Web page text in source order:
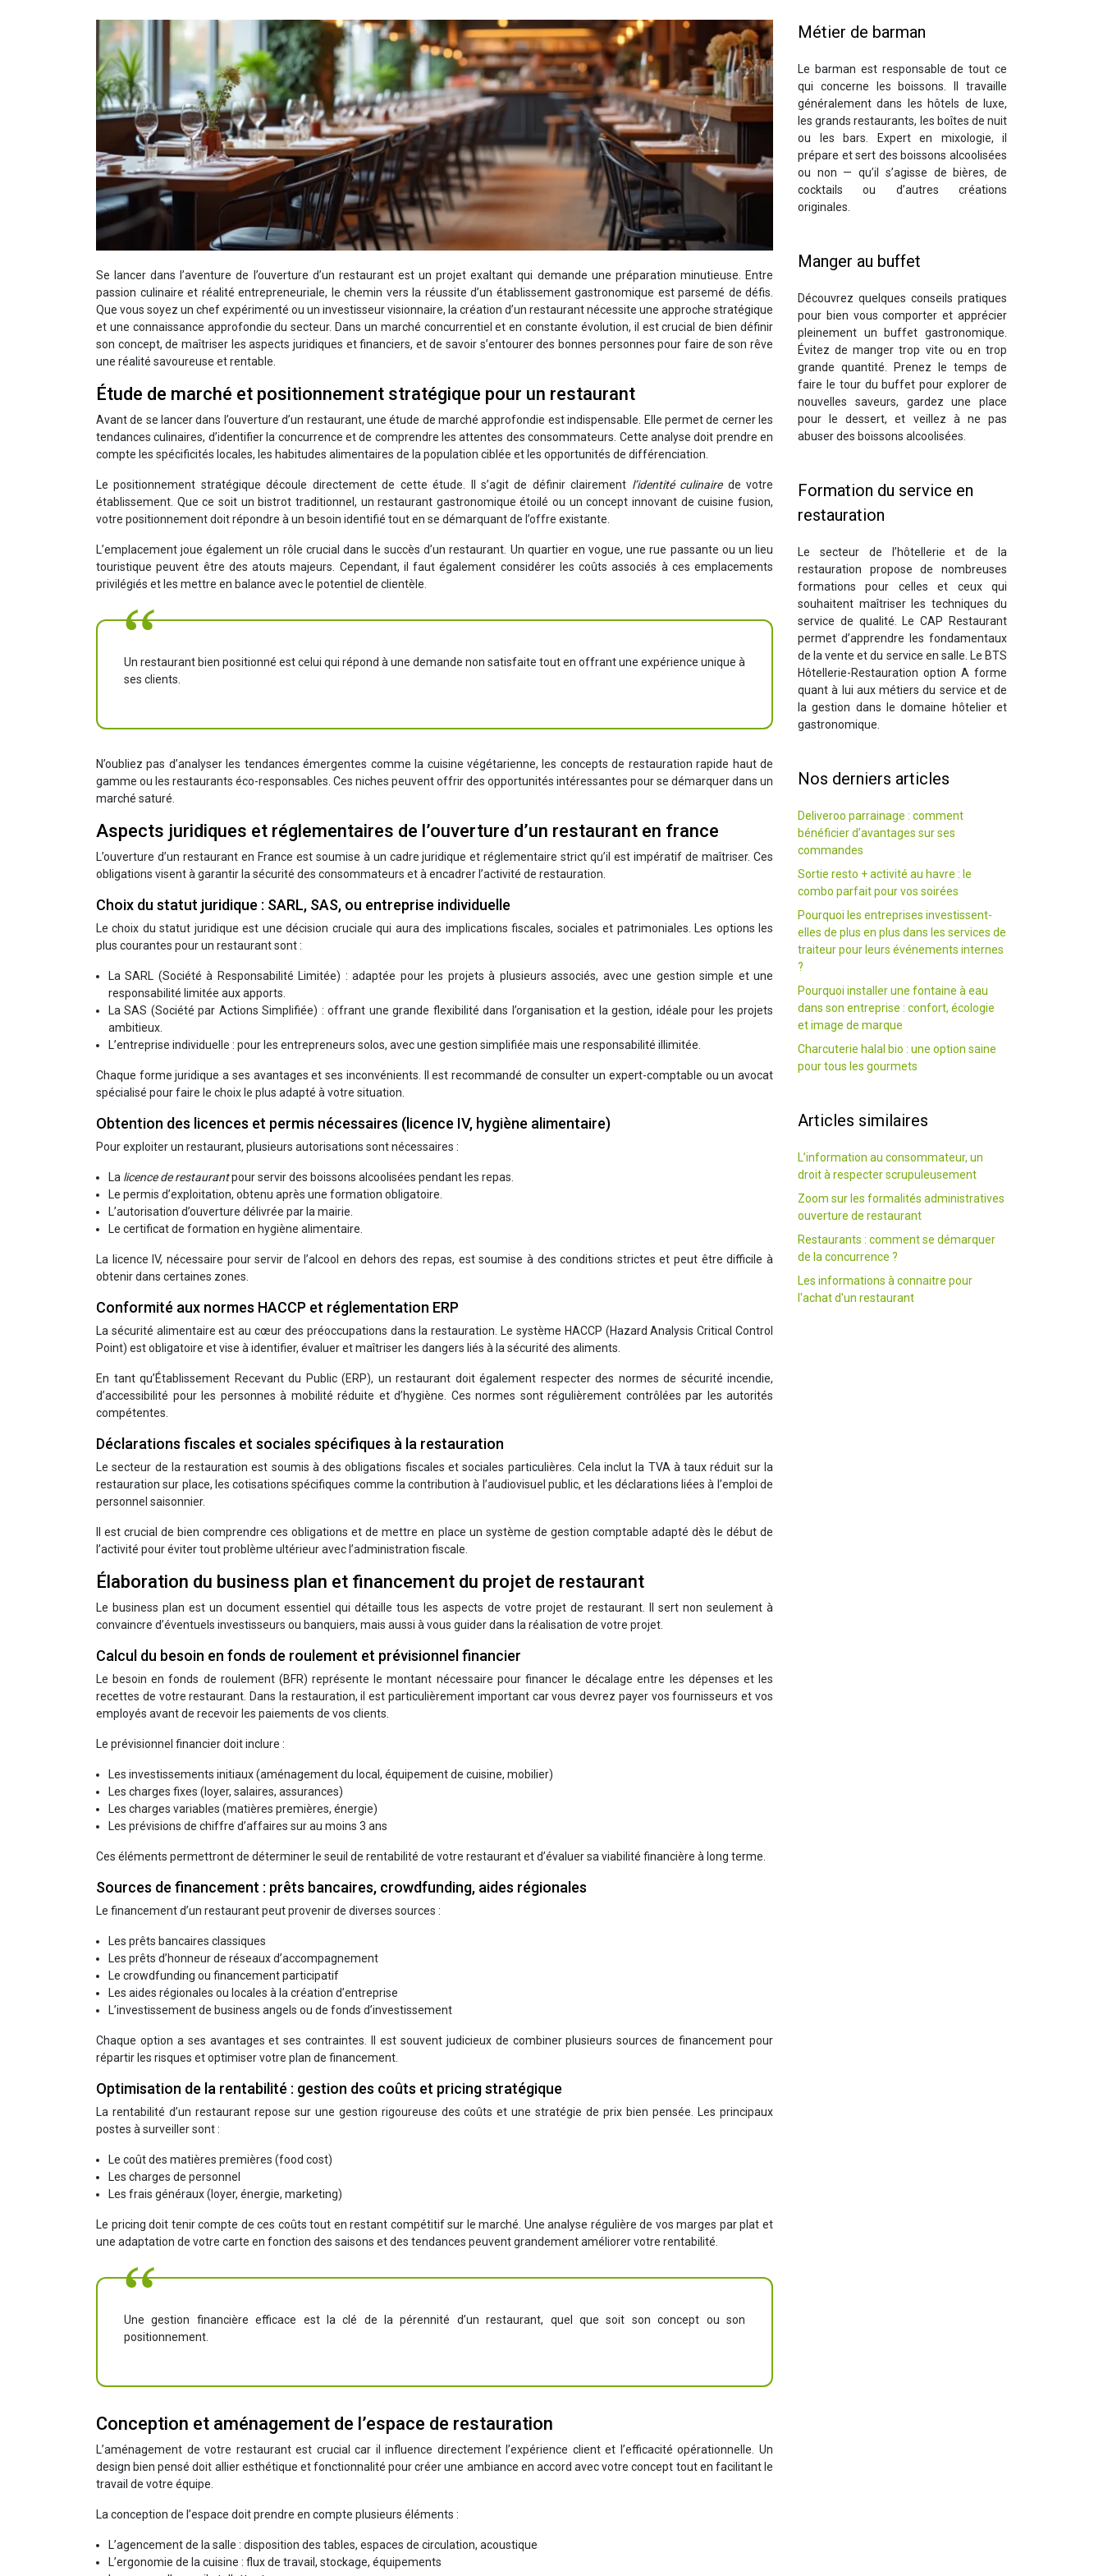
Se lancer dans l’aventure de l’ouverture d’un restaurant est un projet exaltant qui demande une préparation minutieuse. Entre
passion culinaire et réalité entrepreneuriale, le chemin vers la réussite d’un établissement gastronomique est parsemé de défis.
Que vous soyez un chef expérimenté ou un investisseur visionnaire, la création d’un restaurant nécessite une approche stratégique
et une connaissance approfondie du secteur. Dans un marché concurrentiel et en constante évolution, il est crucial de bien définir
son concept, de maîtriser les aspects juridiques et financiers, et de savoir s’entourer des bonnes personnes pour faire de son rêve
une réalité savoureuse et rentable.
Étude de marché et positionnement stratégique pour un restaurant
Avant de se lancer dans l’ouverture d’un restaurant, une étude de marché approfondie est indispensable. Elle permet de cerner les
tendances culinaires, d’identifier la concurrence et de comprendre les attentes des consommateurs. Cette analyse doit prendre en
compte les spécificités locales, les habitudes alimentaires de la population ciblée et les opportunités de différenciation.
Le positionnement stratégique découle directement de cette étude. Il s’agit de définir clairement l’identité culinaire de votre
établissement. Que ce soit un bistrot traditionnel, un restaurant gastronomique étoilé ou un concept innovant de cuisine fusion,
votre positionnement doit répondre à un besoin identifié tout en se démarquant de l’offre existante.
L’emplacement joue également un rôle crucial dans le succès d’un restaurant. Un quartier en vogue, une rue passante ou un lieu
touristique peuvent être des atouts majeurs. Cependant, il faut également considérer les coûts associés à ces emplacements
privilégiés et les mettre en balance avec le potentiel de clientèle.
Un restaurant bien positionné est celui qui répond à une demande non satisfaite tout en offrant une expérience unique à
ses clients.
N’oubliez pas d’analyser les tendances émergentes comme la cuisine végétarienne, les concepts de restauration rapide haut de
gamme ou les restaurants éco-responsables. Ces niches peuvent offrir des opportunités intéressantes pour se démarquer dans un
marché saturé.
Aspects juridiques et réglementaires de l’ouverture d’un restaurant en france
L’ouverture d’un restaurant en France est soumise à un cadre juridique et réglementaire strict qu’il est impératif de maîtriser. Ces
obligations visent à garantir la sécurité des consommateurs et à encadrer l’activité de restauration.
Choix du statut juridique : SARL, SAS, ou entreprise individuelle
Le choix du statut juridique est une décision cruciale qui aura des implications fiscales, sociales et patrimoniales. Les options les
plus courantes pour un restaurant sont :
La SARL (Société à Responsabilité Limitée) : adaptée pour les projets à plusieurs associés, avec une gestion simple et une
responsabilité limitée aux apports.
La SAS (Société par Actions Simplifiée) : offrant une grande flexibilité dans l’organisation et la gestion, idéale pour les projets
ambitieux.
L’entreprise individuelle : pour les entrepreneurs solos, avec une gestion simplifiée mais une responsabilité illimitée.
Chaque forme juridique a ses avantages et ses inconvénients. Il est recommandé de consulter un expert-comptable ou un avocat
spécialisé pour faire le choix le plus adapté à votre situation.
Obtention des licences et permis nécessaires (licence IV, hygiène alimentaire)
Pour exploiter un restaurant, plusieurs autorisations sont nécessaires :
La licence de restaurantpour servir des boissons alcoolisées pendant les repas.
Le permis d’exploitation, obtenu après une formation obligatoire.
L’autorisation d’ouverture délivrée par la mairie.
Le certificat de formation en hygiène alimentaire.
La licence IV, nécessaire pour servir de l’alcool en dehors des repas, est soumise à des conditions strictes et peut être difficile à
obtenir dans certaines zones.
Conformité aux normes HACCP et réglementation ERP
La sécurité alimentaire est au cœur des préoccupations dans la restauration. Le système HACCP (Hazard Analysis Critical Control
Point) est obligatoire et vise à identifier, évaluer et maîtriser les dangers liés à la sécurité des aliments.
En tant qu’Établissement Recevant du Public (ERP), un restaurant doit également respecter des normes de sécurité incendie,
d’accessibilité pour les personnes à mobilité réduite et d’hygiène. Ces normes sont régulièrement contrôlées par les autorités
compétentes.
Déclarations fiscales et sociales spécifiques à la restauration
Le secteur de la restauration est soumis à des obligations fiscales et sociales particulières. Cela inclut la TVA à taux réduit sur la
restauration sur place, les cotisations spécifiques comme la contribution à l’audiovisuel public, et les déclarations liées à l’emploi de
personnel saisonnier.
Il est crucial de bien comprendre ces obligations et de mettre en place un système de gestion comptable adapté dès le début de
l’activité pour éviter tout problème ultérieur avec l’administration fiscale.
Élaboration du business plan et financement du projet de restaurant
Le business plan est un document essentiel qui détaille tous les aspects de votre projet de restaurant. Il sert non seulement à
convaincre d’éventuels investisseurs ou banquiers, mais aussi à vous guider dans la réalisation de votre projet.
Calcul du besoin en fonds de roulement et prévisionnel financier
Le besoin en fonds de roulement (BFR) représente le montant nécessaire pour financer le décalage entre les dépenses et les
recettes de votre restaurant. Dans la restauration, il est particulièrement important car vous devrez payer vos fournisseurs et vos
employés avant de recevoir les paiements de vos clients.
Le prévisionnel financier doit inclure :
Les investissements initiaux (aménagement du local, équipement de cuisine, mobilier)
Les charges fixes (loyer, salaires, assurances)
Les charges variables (matières premières, énergie)
Les prévisions de chiffre d’affaires sur au moins 3 ans
Ces éléments permettront de déterminer le seuil de rentabilité de votre restaurant et d’évaluer sa viabilité financière à long terme.
Sources de financement : prêts bancaires, crowdfunding, aides régionales
Le financement d’un restaurant peut provenir de diverses sources :
Les prêts bancaires classiques
Les prêts d’honneur de réseaux d’accompagnement
Le crowdfunding ou financement participatif
Les aides régionales ou locales à la création d’entreprise
L’investissement de business angels ou de fonds d’investissement
Chaque option a ses avantages et ses contraintes. Il est souvent judicieux de combiner plusieurs sources de financement pour
répartir les risques et optimiser votre plan de financement.
Optimisation de la rentabilité : gestion des coûts et pricing stratégique
La rentabilité d’un restaurant repose sur une gestion rigoureuse des coûts et une stratégie de prix bien pensée. Les principaux
postes à surveiller sont :
Le coût des matières premières (food cost)
Les charges de personnel
Les frais généraux (loyer, énergie, marketing)
Le pricing doit tenir compte de ces coûts tout en restant compétitif sur le marché. Une analyse régulière de vos marges par plat et
une adaptation de votre carte en fonction des saisons et des tendances peuvent grandement améliorer votre rentabilité.
Une gestion financière efficace est la clé de la pérennité d’un restaurant, quel que soit son concept ou son
positionnement.
Conception et aménagement de l’espace de restauration
L’aménagement de votre restaurant est crucial car il influence directement l’expérience client et l’efficacité opérationnelle. Un
design bien pensé doit allier esthétique et fonctionnalité pour créer une ambiance en accord avec votre concept tout en facilitant le
travail de votre équipe.
La conception de l’espace doit prendre en compte plusieurs éléments :
L’agencement de la salle : disposition des tables, espaces de circulation, acoustique
L’ergonomie de la cuisine : flux de travail, stockage, équipements
Métier de barman
Le barman est responsable de tout ce
qui concerne les boissons. Il travaille
généralement dans les hôtels de luxe,
les grands restaurants, les boîtes de nuit
ou les bars. Expert en mixologie, il
prépare et sert des boissons alcoolisées
ou non — qu’il s’agisse de bières, de
cocktails ou d’autres créations
originales.
Manger au buffet
Découvrez quelques conseils pratiques
pour bien vous comporter et apprécier
pleinement un buffet gastronomique.
Évitez de manger trop vite ou en trop
grande quantité. Prenez le temps de
faire le tour du buffet pour explorer de
nouvelles saveurs, gardez une place
pour le dessert, et veillez à ne pas
abuser des boissons alcoolisées.
Formation du service en
restauration
Le secteur de l’hôtellerie et de la
restauration propose de nombreuses
formations pour celles et ceux qui
souhaitent maîtriser les techniques du
service de qualité. Le CAP Restaurant
permet d’apprendre les fondamentaux
de la vente et du service en salle. Le BTS
Hôtellerie-Restauration option A forme
quant à lui aux métiers du service et de
la gestion dans le domaine hôtelier et
gastronomique.
Nos derniers articles
Deliveroo parrainage : comment
bénéficier d’avantages sur ses
commandes
Sortie resto + activité au havre : le
combo parfait pour vos soirées
Pourquoi les entreprises investissent-
elles de plus en plus dans les services de
traiteur pour leurs événements internes
?
Pourquoi installer une fontaine à eau
dans son entreprise : confort, écologie
et image de marque
Charcuterie halal bio : une option saine
pour tous les gourmets
Articles similaires
L’information au consommateur, un
droit à respecter scrupuleusement
Zoom sur les formalités administratives
ouverture de restaurant
Restaurants : comment se démarquer
de la concurrence ?
Les informations à connaitre pour
l′achat d′un restaurant